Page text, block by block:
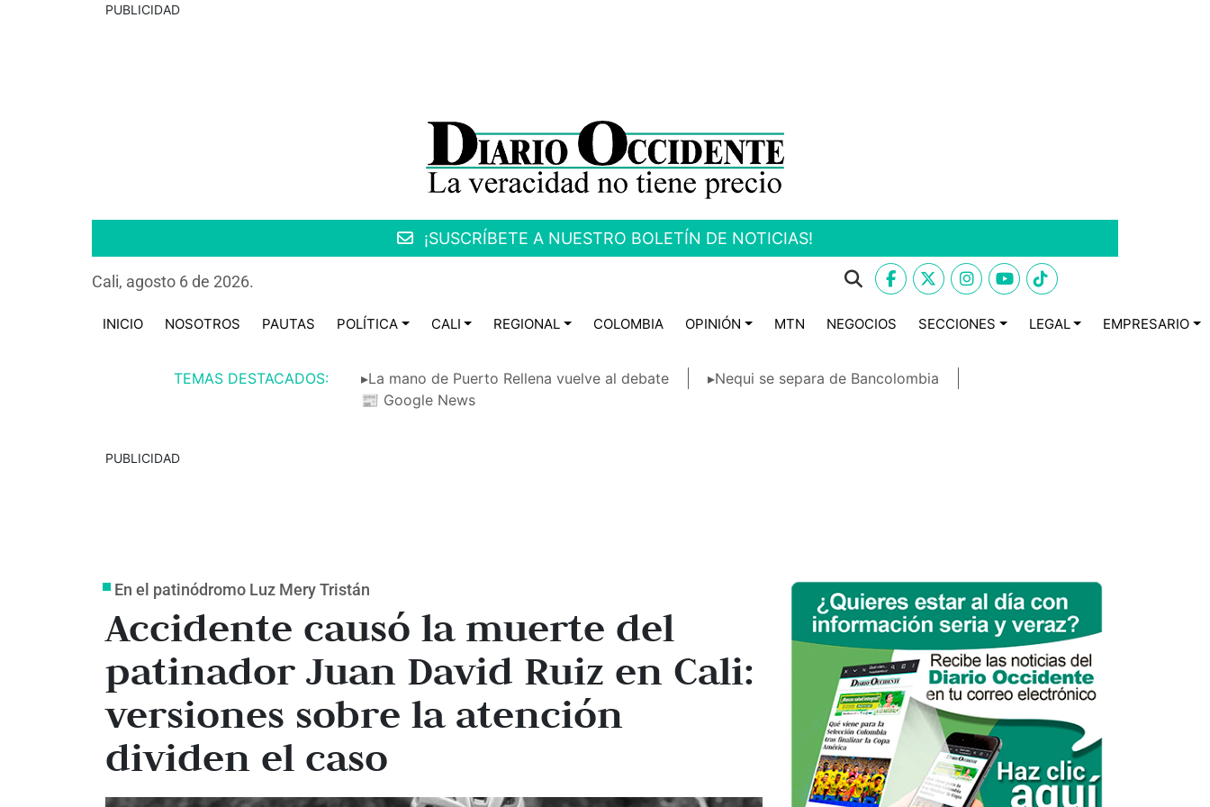
PUBLICIDAD
¡SUSCRÍBETE A NUESTRO BOLETÍN DE NOTICIAS!
Cali, agosto 6 de 2026.
INICIO NOSOTROS PAUTAS POLÍTICA CALI REGIONAL COLOMBIA OPINIÓN MTN NEGOCIOS SECCIONES LEGAL EMPRESARIO
TEMAS DESTACADOS: ▸La mano de Puerto Rellena vuelve al debate
▸Nequi se separa de Bancolombia
📰 Google News
PUBLICIDAD
En el patinódromo Luz Mery Tristán
Accidente causó la muerte del
patinador Juan David Ruiz en Cali:
versiones sobre la atención
dividen el caso